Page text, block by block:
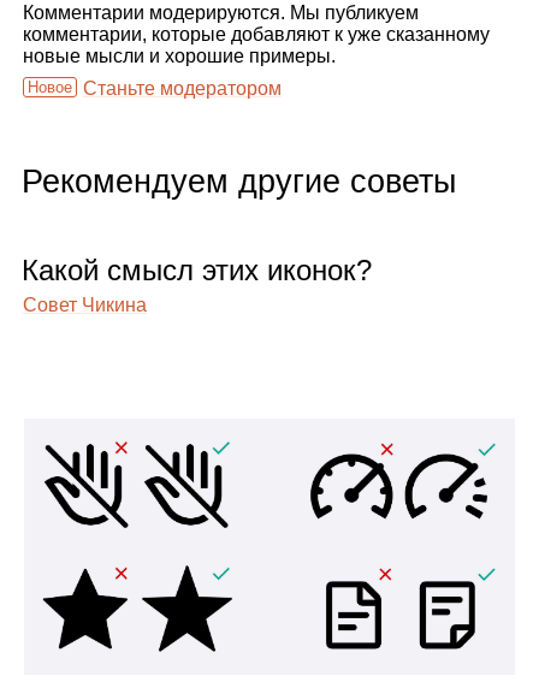
Комментарии модерируются. Мы публикуем
комментарии, которые добавляют к уже сказанному
новые мысли и хорошие примеры.
Новое Станьте модератором
Рекомендуем другие советы
Какой смысл этих ико­нок?
Совет Чикина